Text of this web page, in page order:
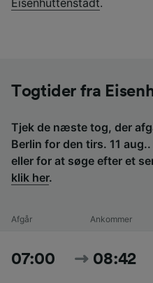
Togtider fra
Tjek de næste tog, der
Berlin for den tirs. 11
eller for at søge efter et
klik her.
Afgår Ankommer
07:00 08:42